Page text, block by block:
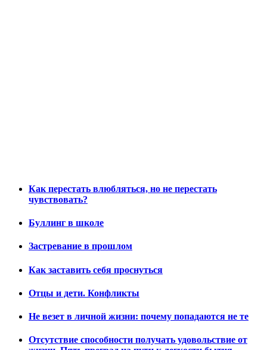
Как перестать влюбляться, но не перестать
чувствовать?
Буллинг в школе
Застревание в прошлом
Как заставить себя проснуться
Отцы и дети. Конфликты
Не везет в личной жизни: почему попадаются не те
Отсутствие способности получать удовольствие от